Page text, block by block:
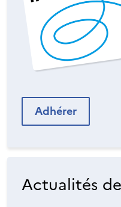
Adhérer
Actualités